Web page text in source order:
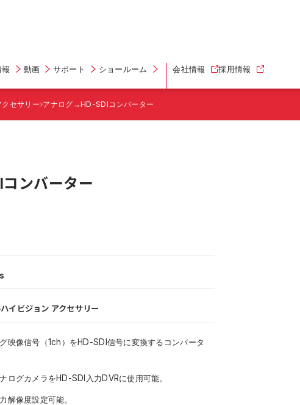
動画 サポート ショールーム 会社情報 採用情報
クセサリー アナログ→HD-SDIコンバーター
ンバーター
イビジョン アクセサリー
映像信号（1ch）をHD-SDI信号に変換するコンバータ
ログカメラをHD-SDI入力DVRに使用可能。
解像度設定可能。